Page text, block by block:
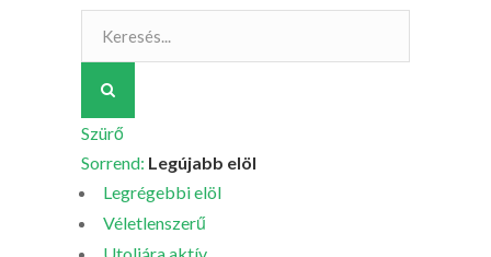
Szürő
Sorrend: Legújabb elöl
Legrégebbi elöl
Véletlenszerű